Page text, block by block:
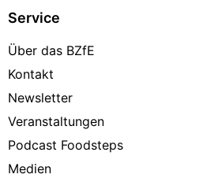
Service
Über das BZfE
Kontakt
Newsletter
Veranstaltungen
Podcast Foodsteps
Medien